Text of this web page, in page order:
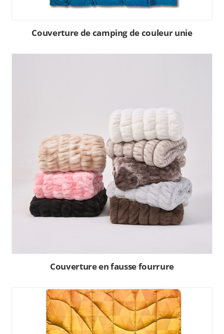
Couverture de camping de couleur unie
Couverture en fausse fourrure